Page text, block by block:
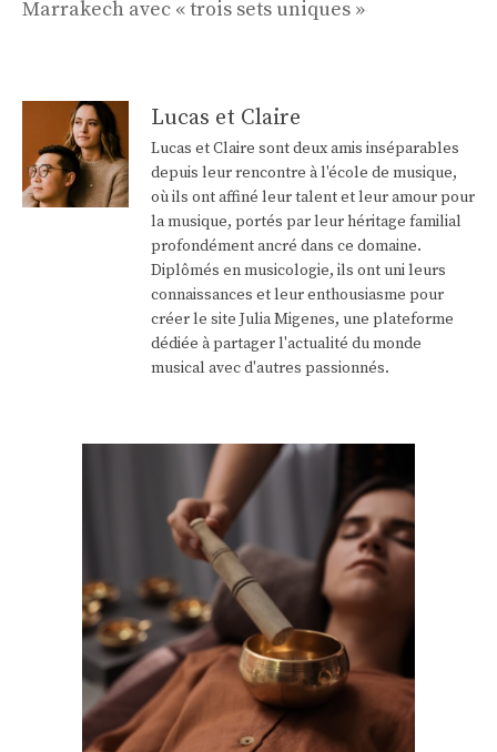
Marrakech avec « trois sets uniques »
Lucas et Claire
Lucas et Claire sont deux amis inséparables
depuis leur rencontre à l'école de musique,
où ils ont affiné leur talent et leur amour pour
la musique, portés par leur héritage familial
profondément ancré dans ce domaine.
Diplômés en musicologie, ils ont uni leurs
connaissances et leur enthousiasme pour
créer le site Julia Migenes, une plateforme
dédiée à partager l'actualité du monde
musical avec d'autres passionnés.